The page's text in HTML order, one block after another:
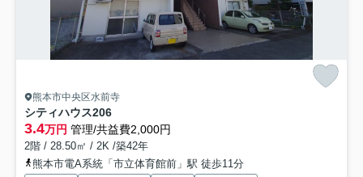
熊本市中央区水前寺
シティハウス206
3.4万円 管理/共益費2,000円
2階 / 28.50㎡ / 2K /築42年
熊本市電A系統「市立体育館前」駅 徒歩11分